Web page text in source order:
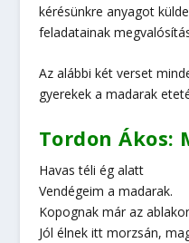
kérésünkre anyagot
feladatainak
Az alábbi két verset
gyerekek a madarak
Tordon Ákos:
Havas téli ég alatt
Vendégeim a madarak.
Kopognak már az
Jól élnek itt morzsán,